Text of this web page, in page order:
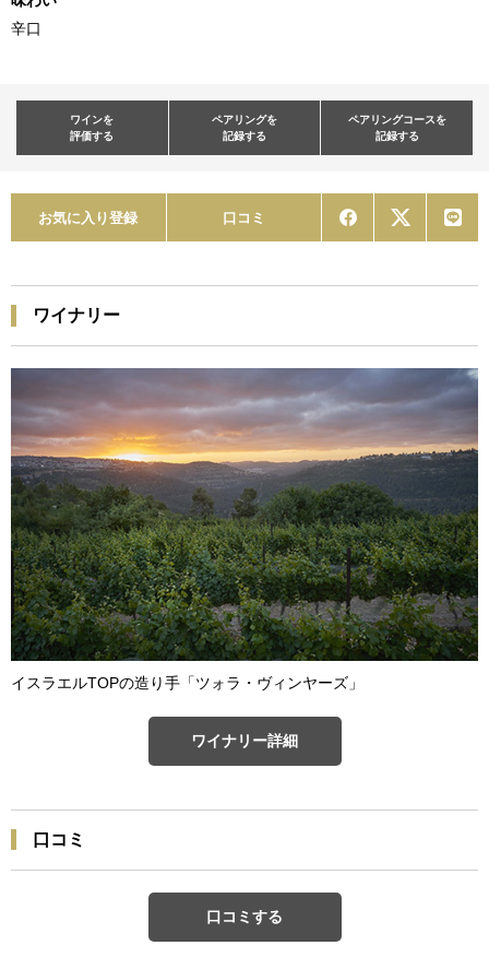
辛口
ワインを
評価する
ペアリングを
記録する
ペアリングコースを
記録する
お気に入り登録 口コミ
ワイナリー
イスラエルTOPの造り手「ツォラ・ヴィンヤーズ」
ワイナリー詳細
口コミ
口コミする